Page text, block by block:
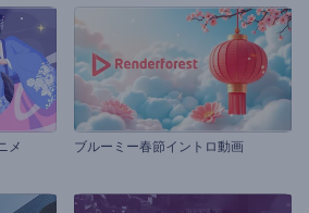
メ ブルーミー春節イントロ動画